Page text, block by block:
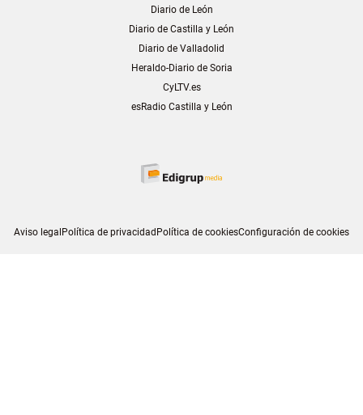
Diario de León
Diario de Castilla y León
Diario de Valladolid
Heraldo-Diario de Soria
CyLTV.es
esRadio Castilla y León
Aviso legal Política de privacidad Política de cookiesConfiguración de cookies